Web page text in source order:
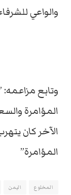
والواعي
وتابع
المؤامرة
الآخر كان
المؤامرة”
المخلوع اليمن